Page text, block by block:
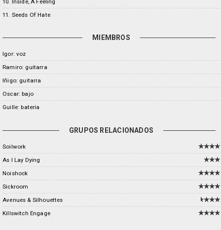
10. Inside, A Feeling
11. Seeds Of Hate
MIEMBROS
Igor: voz
Ramiro: guitarra
Iñigo: guitarra
Oscar: bajo
Guille: batería
GRUPOS RELACIONADOS
Soilwork
As I Lay Dying
Noishock
Sickroom
Avenues & Silhouettes
Killswitch Engage